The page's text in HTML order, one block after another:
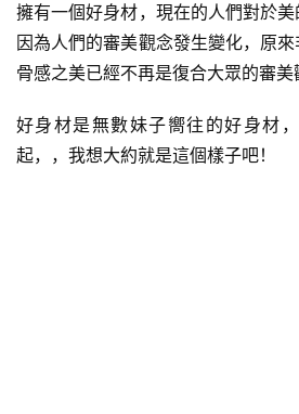
擁有一個好身材，現在的人們對於美
因為人們的審美觀念發生變化，原
骨感之美已經不再是復合大眾的審美
好身材是無數妹子嚮往的好身材
起，，我想大約就是這個樣子吧！